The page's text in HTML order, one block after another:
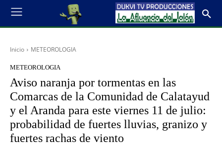
Inicio METEOROLOGIA
METEOROLOGIA
Aviso naranja por tormentas en las
Comarcas de la Comunidad de Calatayud
y el Aranda para este viernes 11 de julio:
probabilidad de fuertes lluvias, granizo y
fuertes rachas de viento